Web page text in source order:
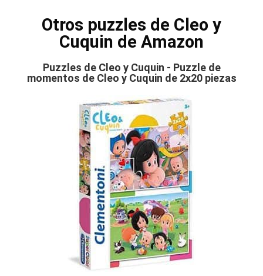
Otros puzzles de Cleo y
Cuquin de Amazon
Puzzles de Cleo y Cuquin - Puzzle de
momentos de Cleo y Cuquin de 2x20 piezas